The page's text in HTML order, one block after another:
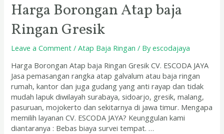
Harga Borongan Atap baja
Ringan Gresik
Leave a Comment /Atap Baja Ringan / Byescodajaya
Harga Borongan Atap baja Ringan Gresik CV. ESCODA JAYA
Jasa pemasangan rangka atap galvalum atau baja ringan
rumah, kantor dan juga gudang yang anti rayap dan tidak
mudah lapuk diwilayah surabaya, sidoarjo, gresik, malang,
pasuruan, mojokerto dan sekitarnya di jawa timur. Mengapa
memilih layanan CV. ESCODA JAYA? Keunggulan kami
diantaranya : Bebas biaya survei tempat. …